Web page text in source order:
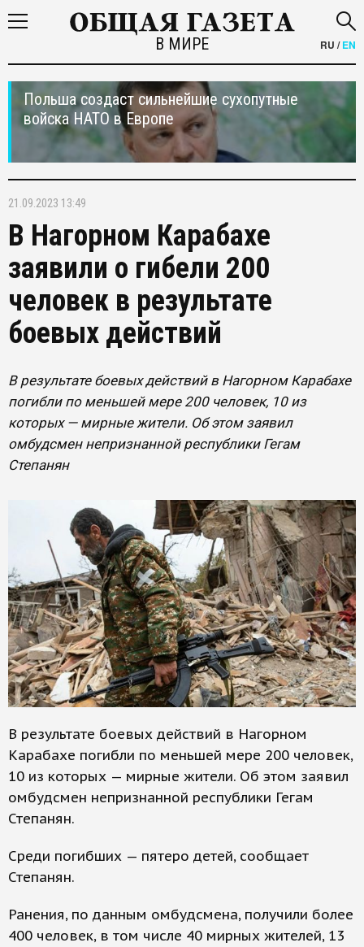
В МИРЕ RU /EN
Польша создаст сильнейшие сухопутные
войска НАТО в Европе
21.09.2023 13:49
В Нагорном Карабахе
заявили о гибели 200
человек в результате
боевых действий
В результате боевых действий в Нагорном Карабахе
погибли по меньшей мере 200 человек, 10 из
которых — мирные жители. Об этом заявил
омбудсмен непризнанной республики Гегам
Степанян
В результате боевых действий в Нагорном
Карабахе погибли по меньшей мере 200 человек,
10 из которых — мирные жители. Об этом заявил
омбудсмен непризнанной республики Гегам
Степанян.
Среди погибших — пятеро детей, сообщает
Степанян.
Ранения, по данным омбудсмена, получили более
400 человек, в том числе 40 мирных жителей, 13